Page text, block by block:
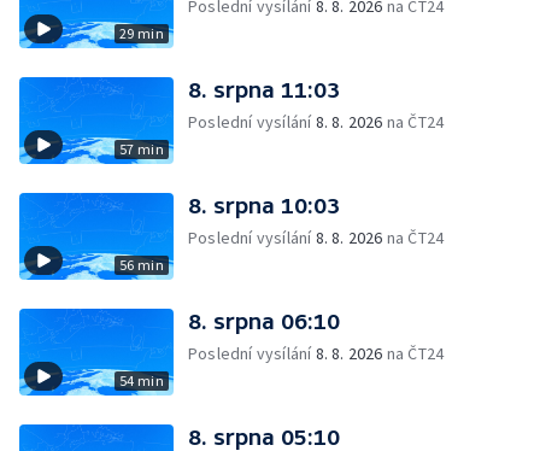
29 min
Poslední vysílání8. 8. 2026 na ČT24
57 min
8. srpna 11:03
Poslední vysílání8. 8. 2026 na ČT24
56 min
8. srpna 10:03
Poslední vysílání8. 8. 2026 na ČT24
54 min
8. srpna 06:10
Poslední vysílání8. 8. 2026 na ČT24
8. srpna 05:10